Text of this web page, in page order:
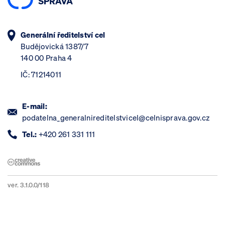
Generální ředitelství cel
Budějovická 1387/7
140 00 Praha 4
IČ: 71214011
E-mail:
podatelna_generalnireditelstvicel@celnisprava.gov.cz
Tel.: +420 261 331 111
ver. 3.1.0.0/118